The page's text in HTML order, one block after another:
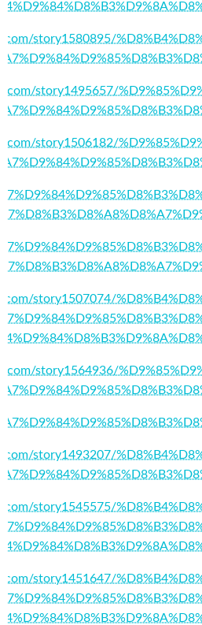
story1580895/
story1495657/
story1506182/
story1507074/
story1564936/
story1493207/
story1545575/
story1451647/